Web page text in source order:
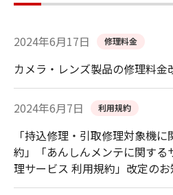
2024年6月17日 修理料金
カメラ・レンズ製品の修理料金
2024年6月7日 利用規約
「持込修理・引取修理対象機
約」「あんしんメンテに関す
理サービス 利用規約」改定の